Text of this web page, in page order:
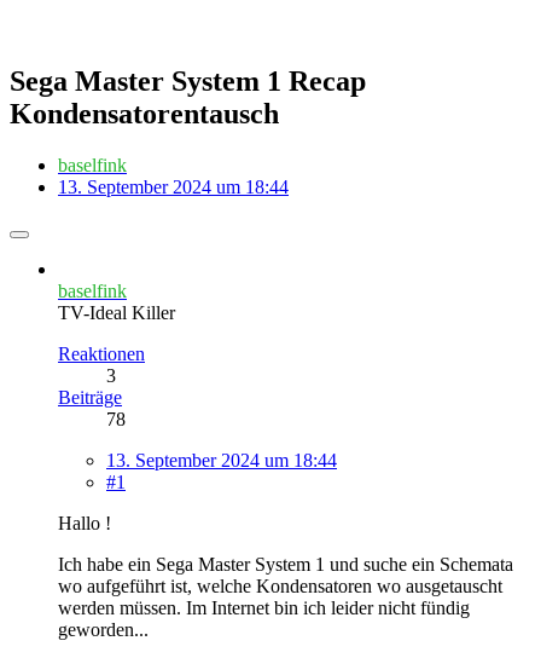
Sega Master System 1 Recap
Kondensatorentausch
baselfink
13. September 2024 um 18:44
baselfink
TV-Ideal Killer
Reaktionen
3
Beiträge
78
13. September 2024 um 18:44
#1
Hallo !
Ich habe ein Sega Master System 1 und suche ein Schemata
wo aufgeführt ist, welche Kondensatoren wo ausgetauscht
werden müssen. Im Internet bin ich leider nicht fündig
geworden...